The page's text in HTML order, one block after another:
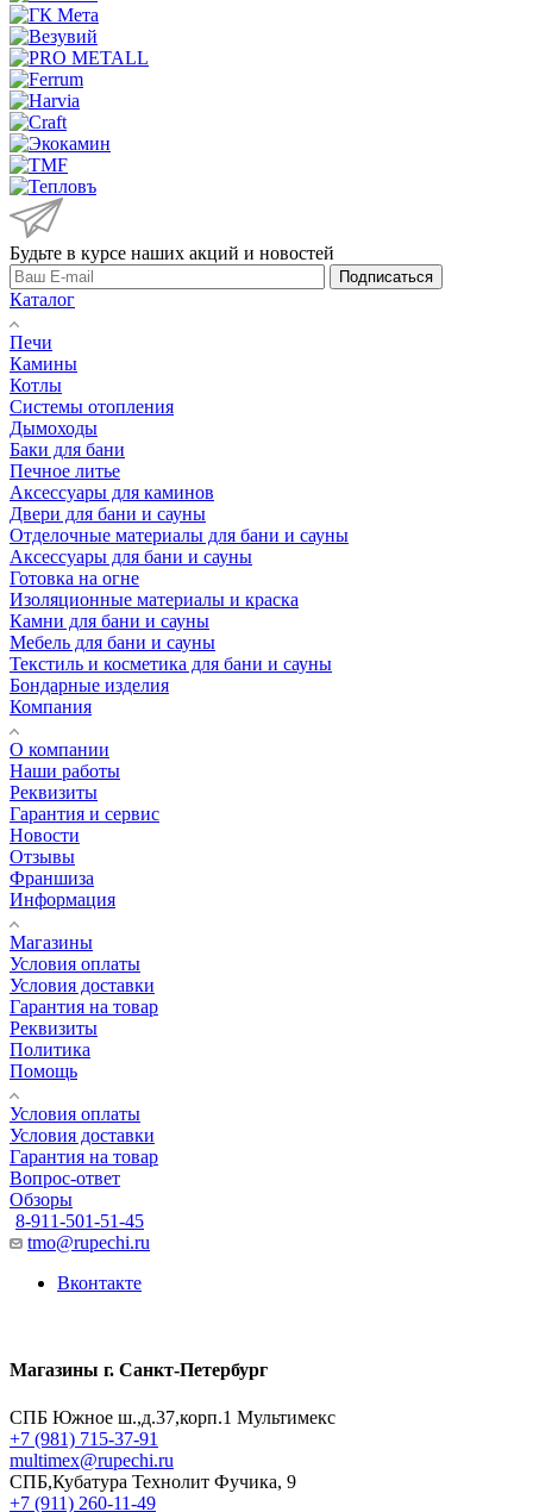
Будьте в курсе наших акций и новостей
Подписаться
Каталог
Печи
Камины
Котлы
Системы отопления
Дымоходы
Баки для бани
Печное литье
Аксессуары для каминов
Двери для бани и сауны
Отделочные материалы для бани и сауны
Аксессуары для бани и сауны
Готовка на огне
Изоляционные материалы и краска
Камни для бани и сауны
Мебель для бани и сауны
Текстиль и косметика для бани и сауны
Бондарные изделия
Компания
О компании
Наши работы
Реквизиты
Гарантия и сервис
Новости
Отзывы
Франшиза
Информация
Магазины
Условия оплаты
Условия доставки
Гарантия на товар
Реквизиты
Политика
Помощь
Условия оплаты
Условия доставки
Гарантия на товар
Вопрос-ответ
Обзоры
8-911-501-51-45
tmo@rupechi.ru
Вконтакте
Магазины г. Санкт-Петербург
СПБ Южное ш.,д.37,корп.1 Мультимекс
+7 (981) 715-37-91
multimex@rupechi.ru
СПБ,Кубатура Технолит Фучика, 9
+7 (911) 260-11-49